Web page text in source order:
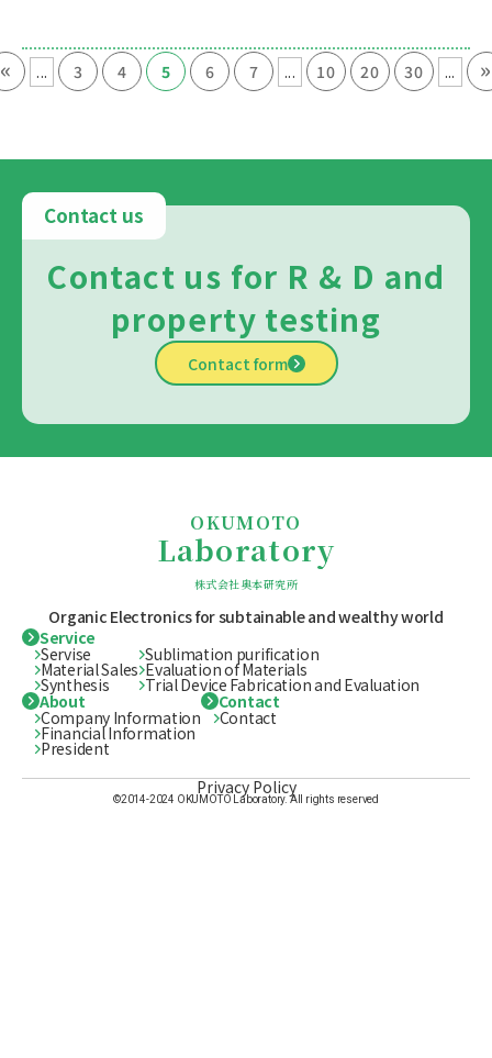
« ... 3 4 5 6 7 ... 10 20 30 ... »
Contact us
Contact us for R & D and
property testing
Contact form
OKUMOTO
Laboratory
株式会社奥本研究所
Organic Electronics for subtainableand wealthy world
Service
Servise
Material Sales
Synthesis
Sublimation purification
Evaluation of Materials
Trial Device Fabrication and Evaluation
About
Company Information
Financial Information
President
Contact
Contact
©2014-2024 OKUMOTO Laboratory. All rights reserved
Privacy Policy